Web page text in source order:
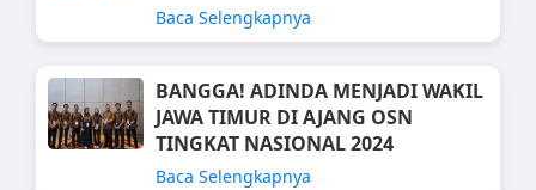
Baca Selengkapnya
BANGGA! ADINDA MENJADI WAKIL
JAWA TIMUR DI AJANG OSN
TINGKAT NASIONAL 2024
Baca Selengkapnya